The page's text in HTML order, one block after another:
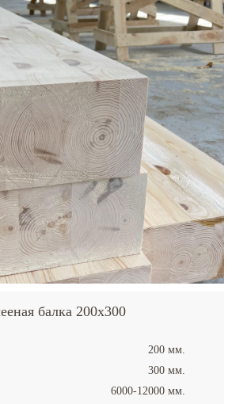
балка 200x300
200 мм.
300 мм.
6000-12000 мм.